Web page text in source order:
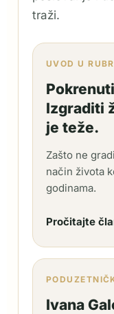
traži.
UVOD U
Izgraditi
je teže.
Zašto ne
način života
godinama.
Pročitajte
Ivana